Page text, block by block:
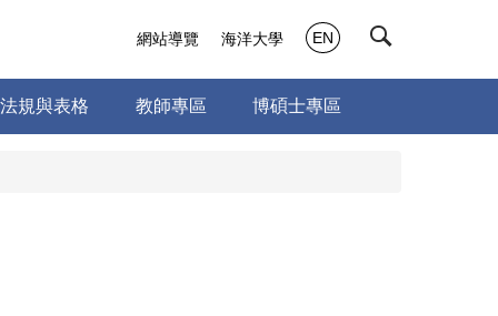
法規與表格 教師專區 博碩士專區
網站導覽 海洋大學 EN